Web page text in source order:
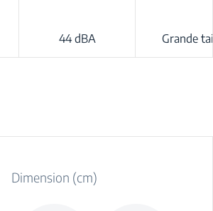
44 dBA Grande
Dimension (cm)